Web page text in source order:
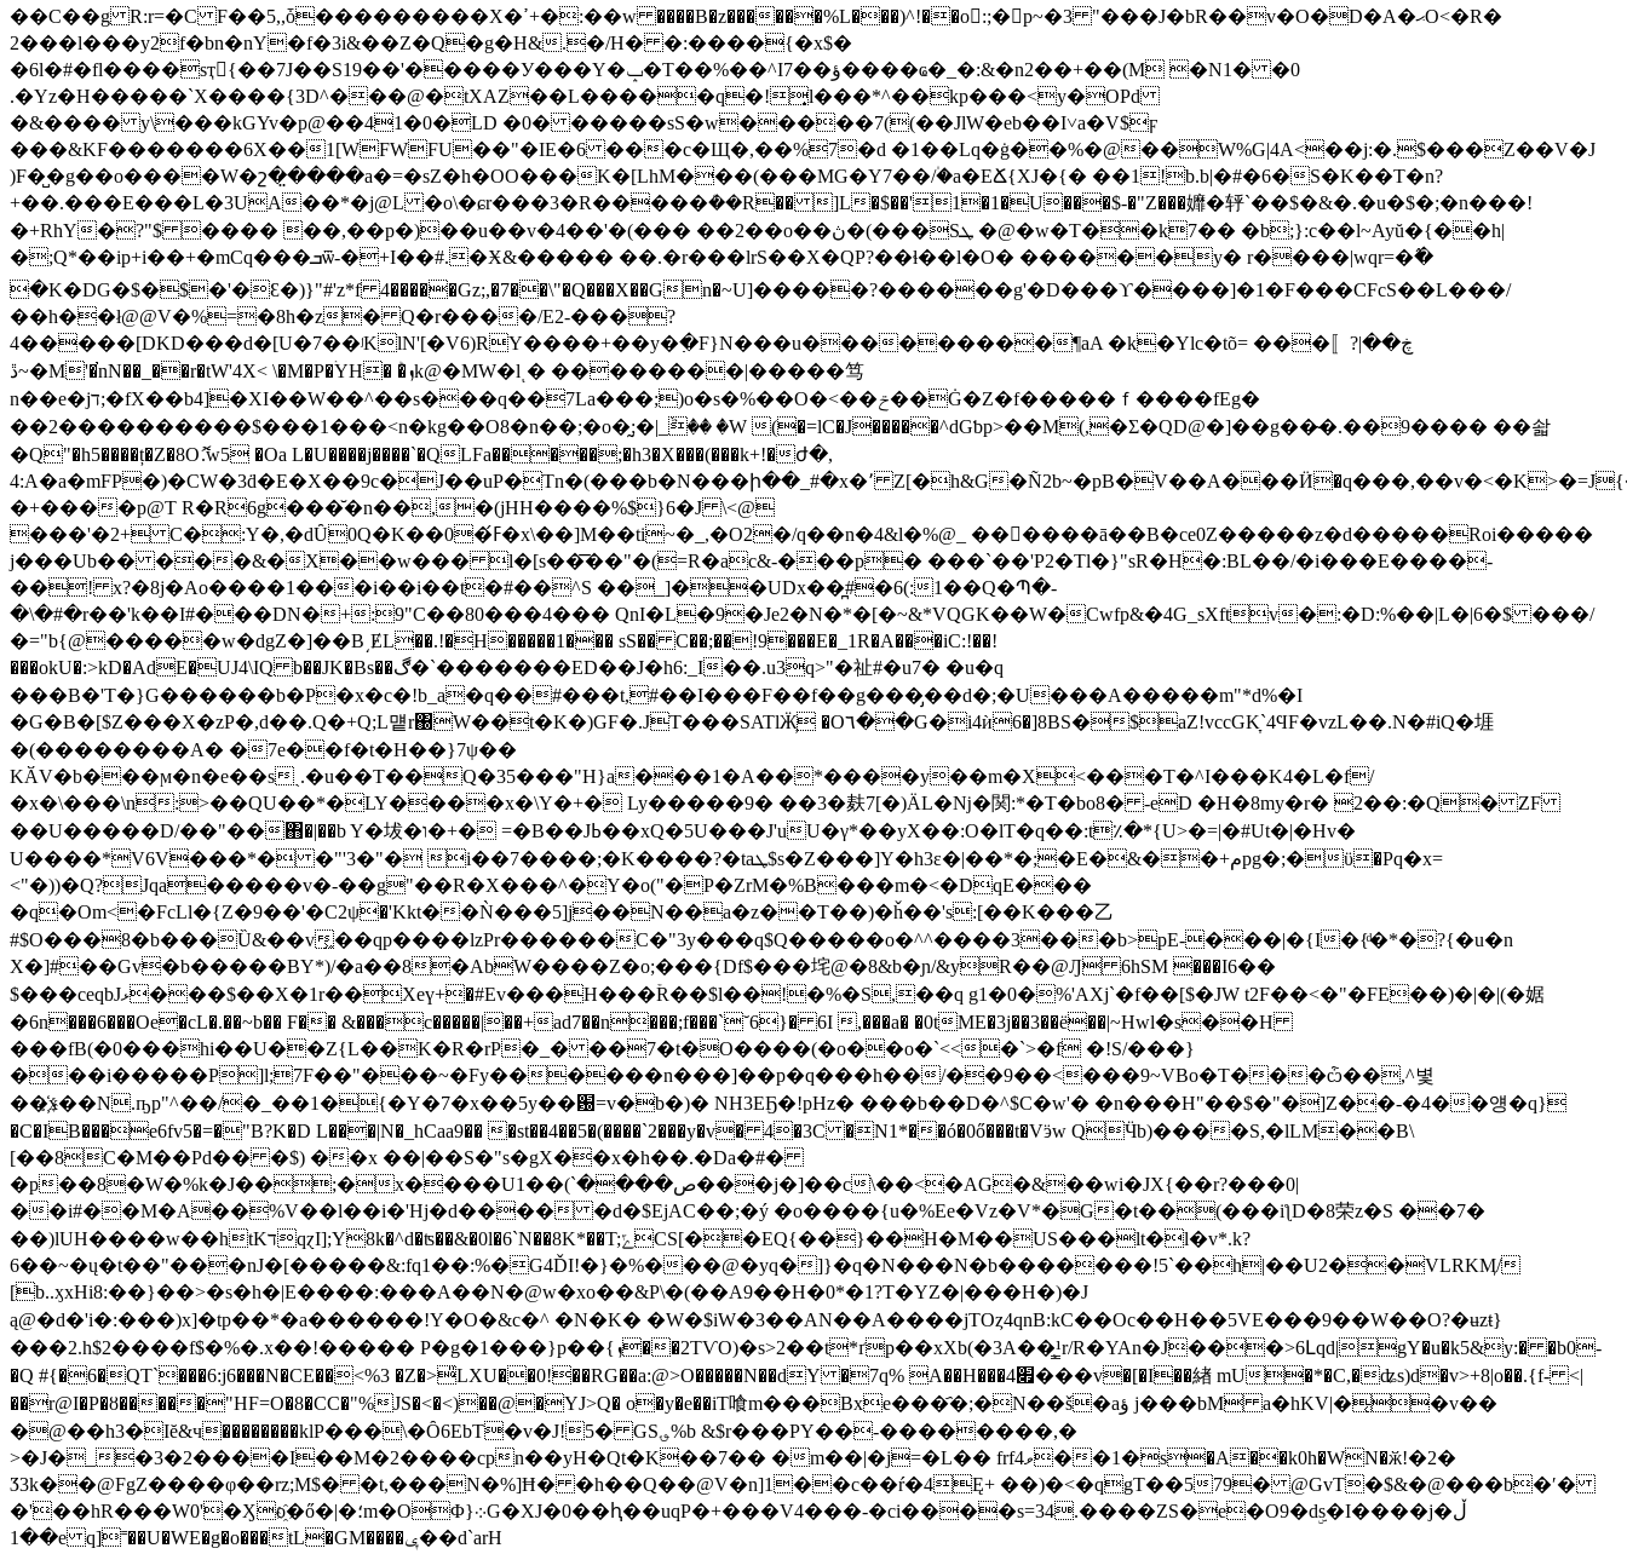
��C��g R:r=�C F��5,,ȱ���������X�ߴ+�:��w ����B�z������%L���)^!��o󱬘:;� p~�3 "���J�bR��v�O�D�A�ޙO<�R�
2���l���y2f�bn�nY�f�3i&��Z�Q�g�H&.�/H� �:����{�x$�
�6l�#�fl����sҭ{��7J��S19��'�����У���Y�ݒ�T��%��^I7��ؤ����ҩ�_�:&�n2��+��(M �N1� �0
.�Yz�H�����`X����{3D^���@�tXAZ��L�����q�!͎l���*^��kp���<y�OPd
�&���� y\���kGYv�p@��41�0�LD �0� �����sS�w�����7((��JlW�eb��I˅a�V$ϝ
���&KF�������6X��1[WFWFU��"�IE�6 ���c�Щ�,��%7�d �1��Lq�ġ��%�@��W%G|4A<��j:�.$���Z��V�J
)F�̺�g��o����W�շ�̤����a�=�sZ�h�OO���K�[LhM���(���MG�Y7��/۠�a�EՃ{XJ�{� ��1!b.b|�#�6�S�K��T�n?
+��.���E���L�3UA��*�j@L �o\�ɕr���3�R�����ܳ��R�� ]L�$��'1�1�U���$-�"Z���孊�轷`��$�&�.�u�$�;�n���!
�+RhY�?"$ ���� ��,��p�)��u��v�4��'�(��� ��2��o��ڽ�(���Sܛ �@�w�T��k7�� �b;}:c��l~Ayŭ�{��һ|
�;Q*��ip+i��+�mCq���ܒѿ-�+Ӏ܏��#.�Ӿ&����� ��.�r���lrS��X�QP?��ɬ��l�O� ������y� r����|wqr=�߮�
�K�DG�$�$�'�Ɛ�)}"#'z*f 4�����Gz;,�7��\"�Q���X��Gn�~U]�����?������g'�D���ϒ����]�1�F���CFcS��L���/
��h��ł@@V�%=�8h�z� Q�r����/E2-���?
4�����[DKD���d�[U�7��ʲKlN'[�V6)RY����+��y�߲�F}N���u���������¶аA �k�Ylc�tõ= ���〚?ڿ��|
ڐ~�M'�̕nN��_��r�tW'4X< \�M�P�ۛYH� �ܙͪk@�MW�lͺ� ��������|�����笃
n��e�jד;�fX��b4]�XI��W��^��s���q��7La���;)o�s�%��O�<��ݗ��Ġ�Z�f�����ｆ����fEg�
��2����������$���1���<n�kg��O8�n��;�o�̰;�|_ٞ�� �W (�=lC�Ј�����^dGƅp>��M(,�Ʃ�QD@�]��g��̴�.��9���� ��솳
�Q"�h5����ț�Z�8Oޮ.w5 �Oa L�U����j����`�QLFa�����;�h3�X���(���k+!�ժ�,
4:A�a�mFP�)�CW�3ḋ�E�X��9c�J��uP�Tn�(���b�N���ի��_#�x�٬ Z[�h&G�Ñ2b~�pB�V��A���Ӥ�q���,��v�<�K>�=J{��IuD�UW3\˃�|
�+����p@T R�R6g���̆�n��,�(jHH����%$}6�J \<@
���'�2+ C�:Y�,�dȖ0Q�K��0�ߓ́�x\��]M��ti~�_,�O2�/q��n�4&l�%@_ ���ٌ���ā��B�ce0Z�����z�d�����Roi�����
j���Ub�� ���&�X��w��� l�[s��͞��"�(=R�ac&-���p� ���`��'P2�Tl�}"sR�H�:BL��/�i���E����-
��! x?�8j�Ao����1���i��i��t�#��^S ��_]��UDx��̪#�6(:1��Q�Պ�-
�\�#�r��'k��I#���DN�+:9"C��80���4��� QnI�L�9�Je2�N�*�[�~&*VQGK��W�Cwfp&�4G_sXftv�:�D:%��|L�|6�$ ���/
�="b{@�����w�dgZ�]��B͵ɆL��.!�H�����1��� sS�� C��;��!9���E�_1R�A���iC:!��!
���okU�:>kD�AdE�UJ4\IQ b��JK�Bs��ڰ�`�������ED��J�h6:_I��.u3q>"�祉#�u7� �u�q
���B�'T�}G������b�P�x�c�!b_a�q��#���t,#��I���F��f��g���̡��d�;�U���A�����m"*d%�I
�G�B�[$Z���X�zP�,d��.Q�+Q;L먵r΀W��t�K�)GF�.JT���SATlӜ̦ �O٦��G�i4ѝ6�]8BS�$aZ!vccGK̞`4ϤF�vzL��.N�#iQ�堐
�(��������A� �7e��f�t�H��}7ψ��
KӐV�b���ϻ�n�e��sˎ.�u��T��Q�35���"H}a���1�A��*����y��m�X<���T�^I���K4�L�f/
�x�\���\n:>��QU��*�LY����х�\Y�+� Ly�����9� ��3�麸7[�)ÄL�ǋ�関:*�T�bo8� -eD �H�8my�r� 2��:�Q� ZF
��U�����D/��"��΋�|��b Y�坺�ו�+� =�B��Jߕ��xQ�5U���J'uU�γ*��yX��:O�lT�q��:t٪�*{U>�=|�#Ut�|�Hv�
U����*V6V���*� �"'3�"� i��7����;�K����?�taܛ$s�Z���]Y�h3ɛ�|��*�;�E�&��+مpg�;�ϋ�Pq�x=
<"�))�Q?Jqa�����v�-��g"��R�X���^�Y�o("�P�ZrM�%B���m�<�DqE���
�q�Om<�FcLl�{Z�9��'�C2ψ�'Kkt��Ǹ���5]j��N��a�z��T��)�ȟ��'s:[��K���⼄
#$O���8�b���Ȕ&��v͖��qp����lzPr������C�"3y���q$Q�����o�^^����3���b>pE-���|�{I�{ͩ�*�?{�u�n
X�]#��Gv�b�����BY*)/�a��8�AbW����Z�o;���{Df$���垞@�8&b�ɲ/&yR��@Ԓ 6hSM ���Ӏ6��
$���ceqbJޅ���$��X�1r��Xeү+�#Ev���H���ۡR��$l��!�%�S,��q g1�0�%'AXj`�f��[$�JW t2F��<�"�FE��)�|�|(�婮
�6n���6���Oe�cL�.��~b�� F�� &���c�����|��+ad7��n���;f���`˘6}� 6I ,���a� �0tME�3j��3��ё��|~Hwl�s��H
���fB(�0���hi��U��Z{L��K�R�rP�_� ��7�t�O����(�o��o�`<<�`>�f �!S/���}
���i�����P]l;7F��"���~�Fy������n���]��p�q���h��/��9��<���9~VBo�T���ѽ��,^볓
��҉x��N.ҧp"^��/�_��1�{�Y�7�x��5y��԰=v�b�)� NH3EҔ�!pHz� ���b��D�^$C�w'� �n���H"��$�"�]Z��-�4��얭�q}
�C�IB���e6fv5�=�"B?K�D L���|N�_hCaa9�� �st��4��5�(����`2���y�v� 4�3C �N1*��ó�0ő���t�Vӭw QӴb)����S,�lLM��B\
[��8C�M��Pd�� �$) ��x ��|��S�"s�gX��x�h��.�Da�#�
�p��8�W�%k�J��;�x����Uص����`)��1���j�]��c\��<�AG�&��wi�JX{��r?���0|
��i#��M�A��%V��l��i�'Hj�d���� �ԁ�$EjΑC��;�ý �o����{u�%Ee�Vz�V*�G�t��(���iƪD�8荣z�S ��7�
��)lUH����w��htKדqɀI];Y8k�^d�ʦ��&�0l�6`N��8K*��T;ݻCS[��EQ{��}��H�M��US���lt�l�v*.k?
6��~�ų�t��"���nJ�[�����&:fq1��:%�G4ĎI!�}�%���@�yq�]}�q�N���N�b�������!5`��h|��U2��VLRKӍ/
[b..ӽxHi8:��}��>�s�h �|E����:���A��N�@w�xo��&P\�(��A9��H�0*�1?T�YZ�|���H�)�J
ą@�d�'i�:���)x]�tp��*�a������!Y�O�&c�^ �N�K� �W� $iW�3��AN��A����jTOȥ4qnB:kC��Oc��H��5VE���9��W��O?�ʉzŧ}
���2.h$2����f$�%�.x��!��� �� P�g�1���}p��{ܙ��2TѴO)�s>2��t*ґp��xXb(�3A��֛̳¹r/R�YAn�J���>6Լqd|gY�u�k5&y:� �b0-
�Q #{�6�QT`���6:j6���N�CE��<%3 �Z�>̎LXU��0!��RG��a:@>O�����N��dY �7q% A��H���4׏���v�[�I��緖 mU�*�C,�ʥs)d�v>+8|o��.{f- <|
��r@I�P�ȣ�����"HF=O�8�CC�"%JS�<�<)��@�YJ>Q� o�y�e��iT喰m���Bxe���҄�;�N��š�aؤ j���bM a�hKV|�͔�v��
�@��h3�Iĕ&ч��������klP���\�Ȏ6EbT�v�J!5� GS؈%b &$r���PY��-��������,�
>�J�_�3�2����I��M�2����cpn��yH�Qt�K��7�� �m��|�j=�L�� frf4ވ��1�s�A��k0h�WN�ӂ!�2�
Ӡ3k��@FgZ����φ��rz;M$� �t,���N�%]Ħ� �h��Q��@V�n]1��c��ŕ�4Ę+ ��)�<�qgT��579� @GvT�$&�@���b�ʹ�
�'��hR���W0'�Ӽo҈�ő�|�؛m�OΦ}܀G�XJ�0��ԧ��uqP�+���V4���-�ci����s=34.����ZS�e�O9�dۣs�I����j�ڵ
��1e q]˭��U�WE�g�o���tL�GM����ݷ��d`arH